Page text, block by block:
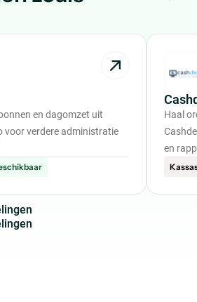
en dagomzet uit
voor verdere administratie
Haal
en
ingen